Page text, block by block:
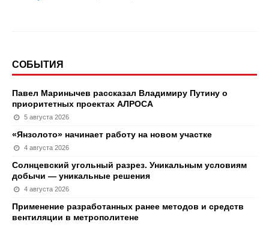
СОБЫТИЯ
Павел Маринычев рассказал Владимиру Путину о
приоритетных проектах АЛРОСА
5 августа 2026
«Янзолото» начинает работу на новом участке
4 августа 2026
Солнцевский угольный разрез. Уникальным условиям
добычи — уникальные решения
4 августа 2026
Применение разработанных ранее методов и средств
вентиляции в метрополитене